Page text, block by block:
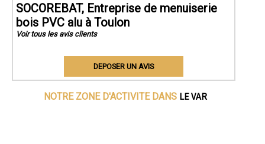
SOCOREBAT, Entreprise de menuiserie
bois PVC alu à Toulon
Voir tous les avis clients
DEPOSER UN AVIS
NOTRE ZONE D'ACTIVITE DANS LE VAR